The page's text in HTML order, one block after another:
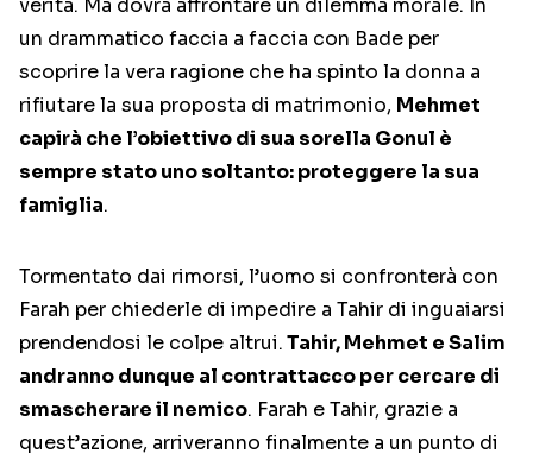
verità. Ma dovrà affrontare un dilemma morale. In
un drammatico faccia a faccia con Bade per
scoprire la vera ragione che ha spinto la donna a
rifiutare la sua proposta di matrimonio, Mehmet
capirà che l’obiettivo di sua sorella Gonul è
sempre stato uno soltanto: proteggere la sua
famiglia.
Tormentato dai rimorsi, l’uomo si confronterà con
Farah per chiederle di impedire a Tahir di inguaiarsi
prendendosi le colpe altrui.Tahir, Mehmet e Salim
andranno dunque al contrattacco per cercare di
smascherare il nemico. Farah e Tahir, grazie a
quest’azione, arriveranno finalmente a un punto di